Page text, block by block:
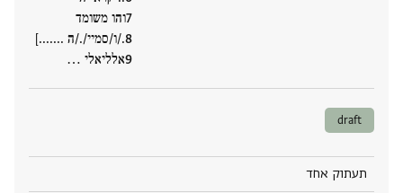
והו משומד
./ו/סמיי/./ה .......]
אלליאלי ‮…
draft
תעתוק אחד